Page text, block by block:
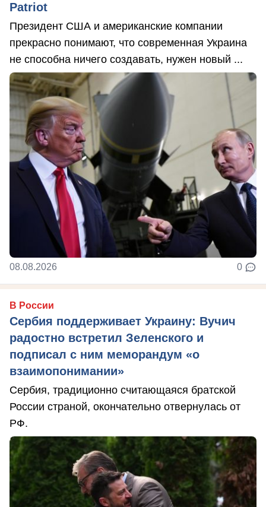
Patriot
Президент США и американские компании
прекрасно понимают, что современная Украина
не способна ничего создавать, нужен новый ...
08.08.2026 0
В России
Сербия поддерживает Украину: Вучич
радостно встретил Зеленского и
подписал с ним меморандум «о
взаимопонимании»
Сербия, традиционно считающаяся братской
России страной, окончательно отвернулась от
РФ.